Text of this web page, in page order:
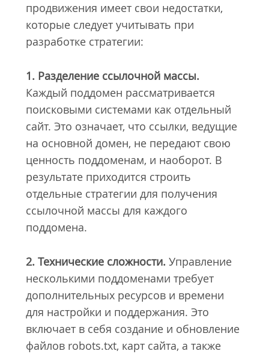
продвижения имеет свои недостатки,
которые следует учитывать при
разработке стратегии:
1. Разделение ссылочной массы.
Каждый поддомен рассматривается
поисковыми системами как отдельный
сайт. Это означает, что ссылки, ведущие
на основной домен, не передают свою
ценность поддоменам, и наоборот. В
результате приходится строить
отдельные стратегии для получения
ссылочной массы для каждого
поддомена.
2. Технические сложности.Управление
несколькими поддоменами требует
дополнительных ресурсов и времени
для настройки и поддержания. Это
включает в себя создание и обновление
файлов robots.txt, карт сайта, а также